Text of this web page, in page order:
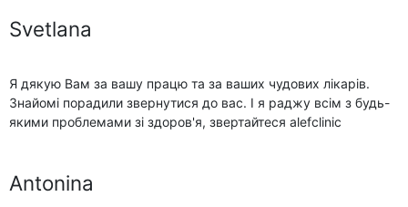
Svetlana
Я дякую Вам за вашу працю та за ваших чудових лікарів.
Знайомі порадили звернутися до вас. І я раджу всім з будь-
якими проблемами зі здоров'я, звертайтеся alefclinic
Antonina